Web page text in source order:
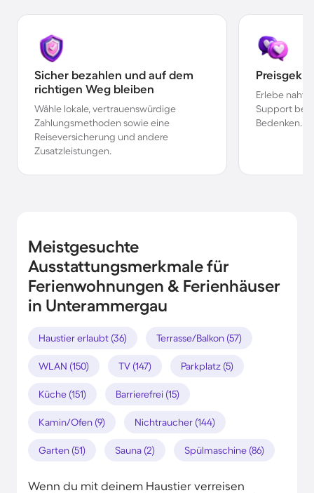
Sicher bezahlen und auf dem
richtigen Weg bleiben
Wähle lokale, vertrauenswürdige
Zahlungsmethoden sowie eine
Reiseversicherung und andere
Zusatzleistungen.
Erlebe
Support bei
Bedenken.
Meistgesuchte
Ausstattungsmerkmale für
Ferienwohnungen & Ferienhäuser
in Unterammergau
Haustier erlaubt (36) Terrasse/Balkon (57)
WLAN (150) TV (147) Parkplatz (5)
Küche (151) Barrierefrei (15)
Kamin/Ofen (9) Nichtraucher (144)
Garten (51) Sauna (2) Spülmaschine (86)
Wenn du mit deinem Haustier verreisen